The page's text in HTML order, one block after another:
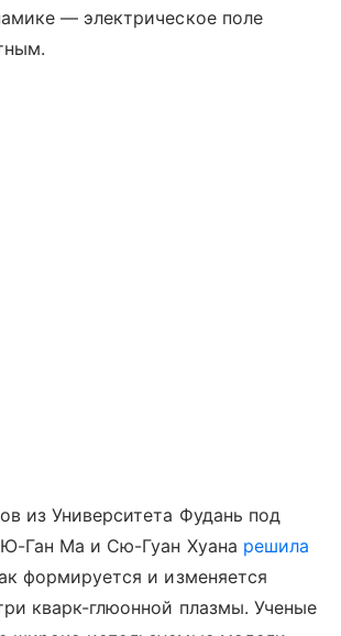
— электрическое поле
из Университета Фудань под
Ган Ма и Сю-Гуан Хуана решила
формируется и изменяется
кварк-глюонной плазмы. Ученые